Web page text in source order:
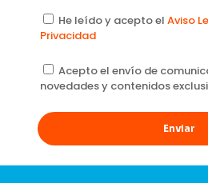
He leído y acepto el Aviso
Privacidad
Acepto el envío de
novedades y contenidos